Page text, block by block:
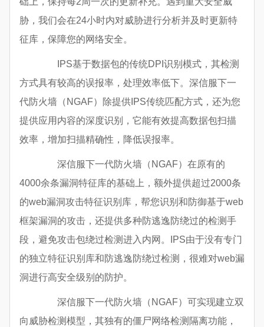
胁，我们会在24小时内对威胁进行分析并及时更新特
征库，保障您的网络安全。
IPS基于数据包的传统DPI识别模式，其检测
方式具有较高的误报率，处理效率低下。深信服下一
代防火墙（NGAF）除提供IPS传统匹配方式，还为您
提供应用内容的深度识别，它能有效提高数据包扫描
效率，增加扫描精确性，降低误报率。
深信服下一代防火墙（NGAF）在原有的
4000余条漏洞特征库的基础上，额外提供超过2000条
的web漏洞攻击特征识别库，帮您识别和防御基于web
框架漏洞的攻击，还提供多种防逃逸防绕过的检测手
段，避免攻击包绕过检测进入内网。IPS由于没有专门
的独立特征识别库和防逃逸防绕过检测，很难对web漏
洞进行高安全级别的防护。
深信服下一代防火墙（NGAF）可实现建立双
向威胁检测模型，其独有的僵尸网络检测隔离功能，